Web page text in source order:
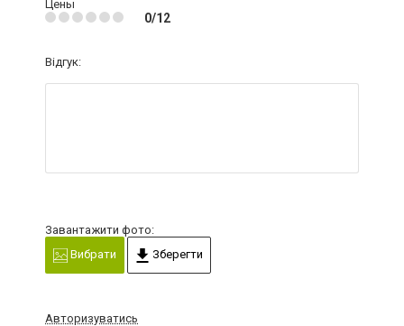
Цены
0/12
Відгук:
Завантажити фото:
Вибрати
Зберегти
Авторизуватись